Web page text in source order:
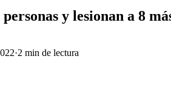
y lesionan a 8
·2 min de lectura